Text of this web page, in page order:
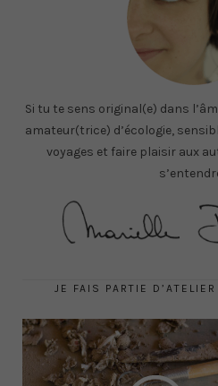
Si tu te sens original(e) dans
amateur(trice) d’écologie,
voyages et faire plaisir aux
JE FAIS PARTIE